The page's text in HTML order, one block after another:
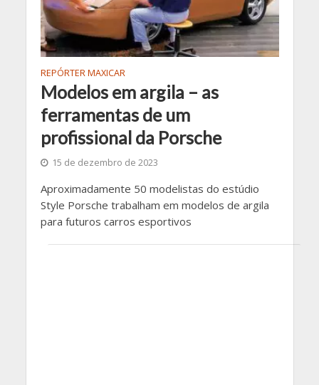
REPÓRTER MAXICAR
Modelos em argila – as
ferramentas de um
profissional da Porsche
15 de dezembro de 2023
Aproximadamente 50 modelistas do estúdio
Style Porsche trabalham em modelos de argila
para futuros carros esportivos